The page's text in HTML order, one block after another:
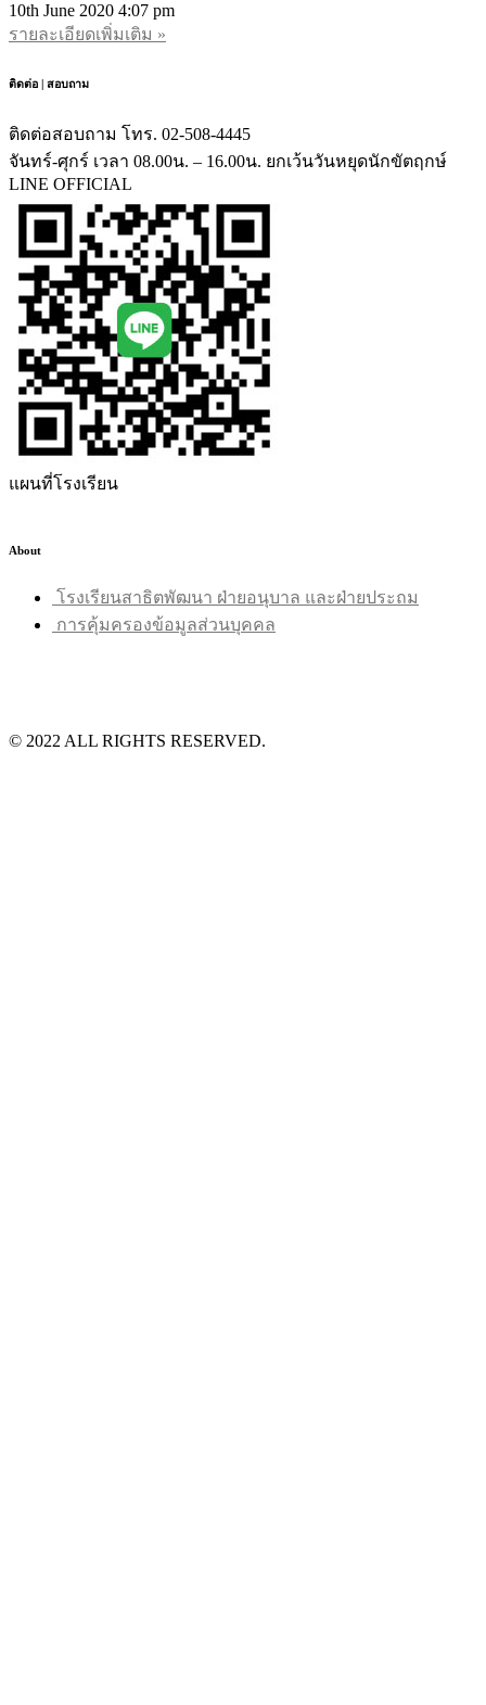
10th June 2020 4:07 pm
รายละเอียดเพิ่มเติม »
ติดต่อ | สอบถาม
ติดต่อสอบถาม โทร. 02-508-4445
จันทร์-ศุกร์ เวลา 08.00น. – 16.00น. ยกเว้นวันหยุดนักขัตฤกษ์
LINE OFFICIAL
แผนที่โรงเรียน
About
โรงเรียนสาธิตพัฒนา ฝ่ายอนุบาล และฝ่ายประถม
การคุ้มครองข้อมูลส่วนบุคคล
©️ 2022 ALL RIGHTS RESERVED.